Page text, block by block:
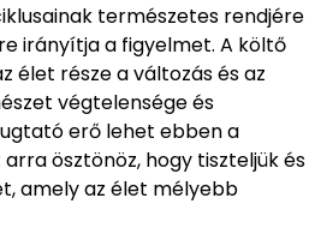
természetes rendjére
irányítja a figyelmet. A költő
élet része a változás és az
végtelensége és
erő lehet ebben a
ösztönöz, hogy tiszteljük és
amely az élet mélyebb